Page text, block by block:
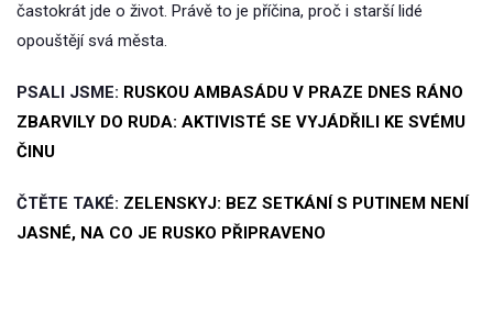
častokrát jde o život. Právě to je příčina, proč i starší lidé
opouštějí svá města.
PSALI JSME: RUSKOU AMBASÁDU V PRAZE DNES RÁNO
ZBARVILY DO RUDA: AKTIVISTÉ SE VYJÁDŘILI KE SVÉMU
ČINU
ČTĚTE TAKÉ: ZELENSKYJ: BEZ SETKÁNÍ S PUTINEM NENÍ
JASNÉ, NA CO JE RUSKO PŘIPRAVENO